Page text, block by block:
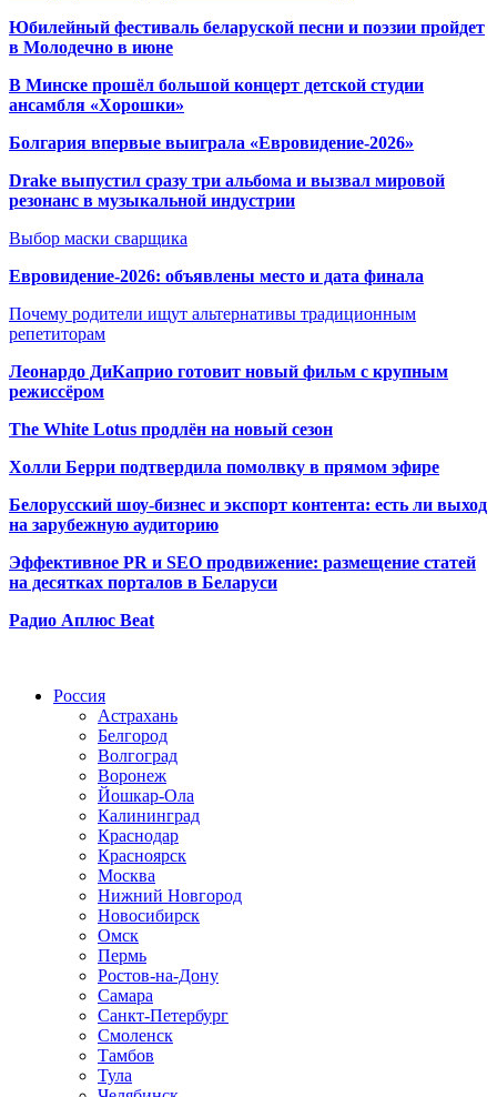
Юбилейный фестиваль беларуской песни и поэзии пройдет
в Молодечно в июне
В Минске прошёл большой концерт детской студии
ансамбля «Хорошки»
Болгария впервые выиграла «Евровидение-2026»
Drake выпустил сразу три альбома и вызвал мировой
резонанс в музыкальной индустрии
Выбор маски сварщика
Евровидение-2026: объявлены место и дата финала
Почему родители ищут альтернативы традиционным
репетиторам
Леонардо ДиКаприо готовит новый фильм с крупным
режиссёром
The White Lotus продлён на новый сезон
Холли Берри подтвердила помолвку в прямом эфире
Белорусский шоу-бизнес и экспорт контента: есть ли выход
на зарубежную аудиторию
Эффективное PR и SEO продвижение: размещение статей
на десятках порталов в Беларуси
Радио Аплюс Beat
Россия
Астрахань
Белгород
Волгоград
Воронеж
Йошкар-Ола
Калининград
Краснодар
Красноярск
Москва
Нижний Новгород
Новосибирск
Омск
Пермь
Ростов-на-Дону
Самара
Санкт-Петербург
Смоленск
Тамбов
Тула